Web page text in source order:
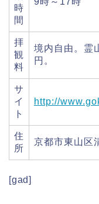
時
間
拝
観
料
境内自由。霊
円。
サ
イ
ト
http://
住
所
京都市東山区
[gad]